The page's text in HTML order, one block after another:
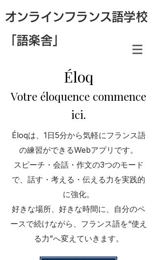
オンラインフランス語学校
「語楽舎」
Éloq
Votre éloquence commence
ici.
Éloqは、1日5分から気軽にフランス語
の練習ができるWebアプリです。
スピーチ・会話・作文の3つのモード
で、話す・考える・伝える力を実践的
に強化。
好きな場所、好きな時間に、自分のペ
ースで続けながら、フランス語を“使え
る力”へ変えていきます。